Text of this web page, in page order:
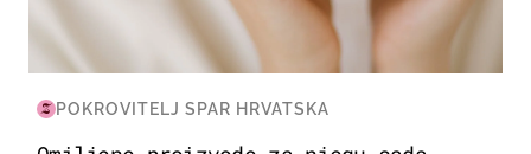
POKROVITELJ SPAR HRVATSKA